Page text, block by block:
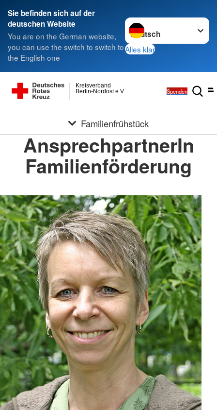
Sie befinden sich auf der
deutschen Website
You are on the German website,
you can use the switch to switch to
the English one
Sprache wechseln zu
Alles klar
Berlin-Nordost e.V.
Kreisverband
Spenden
Familienfrühstück
AnsprechpartnerIn
Familienförderung